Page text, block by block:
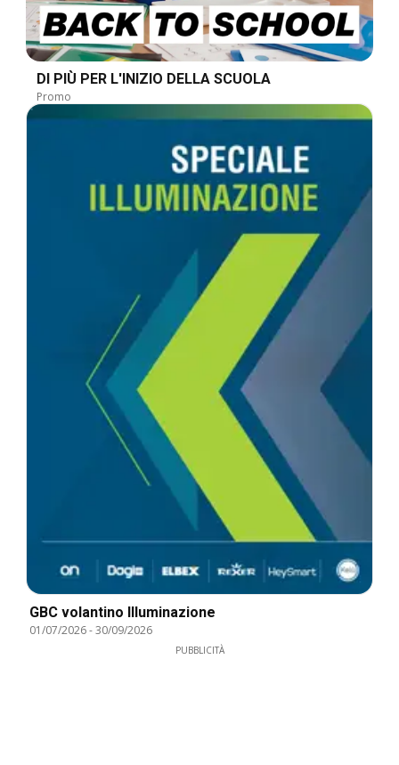
DI PIÙ PER L'INIZIO DELLA SCUOLA
Promo
GBC volantino Illuminazione
01/07/2026-30/09/2026
PUBBLICITÀ